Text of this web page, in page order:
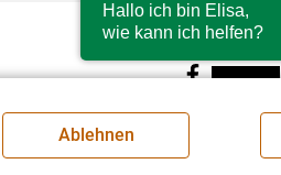
Facebook
Ablehnen
Hallo ich bin Elisa,
wie kann ich helfen?